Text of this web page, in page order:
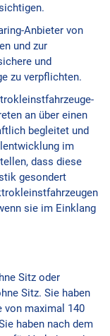
Anbieter von
und zur
und
zu verpflichten.
an über einen
begleitet und
im
dass diese
gesondert
sie im Einklang
Sitz oder
Sitz. Sie haben
von maximal 140
haben nach dem